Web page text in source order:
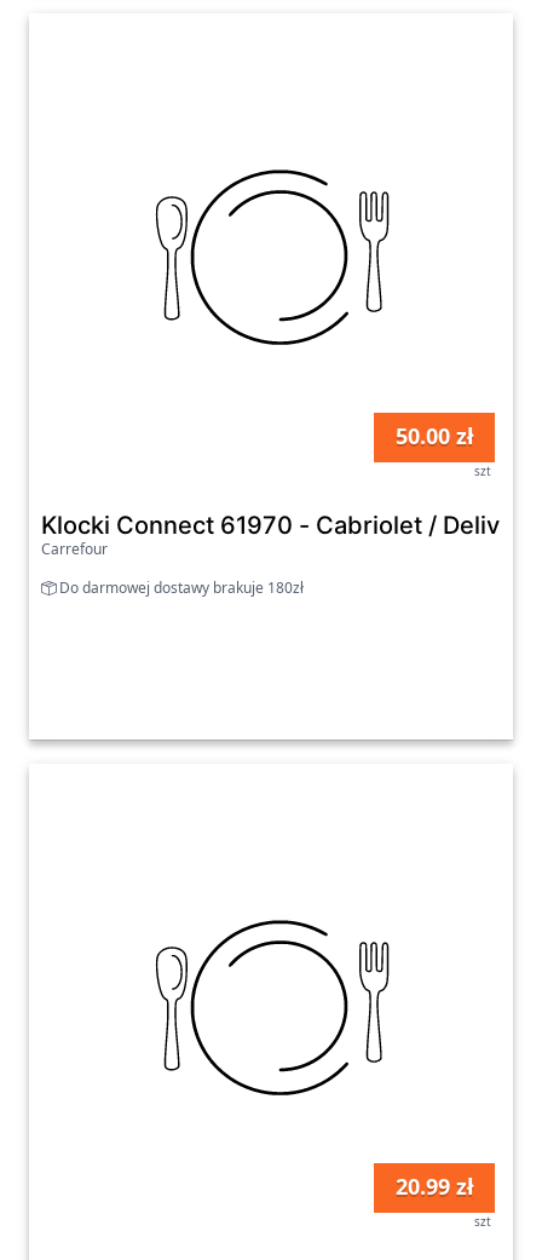
50.00 zł
szt
Klocki Connect 61970 - Cabriolet / Delivery
Carrefour
Do darmowej dostawy brakuje 180zł
20.99 zł
szt